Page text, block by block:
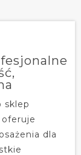
sklep
dla